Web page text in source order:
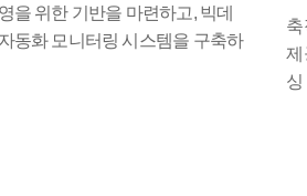
을 위한 기반을 마련하고, 빅데
동화 모니터링 시스템을 구축하
축
제
싱